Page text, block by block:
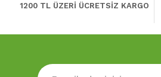
1200 TL ÜZERİ ÜCRETSİZ KARGO